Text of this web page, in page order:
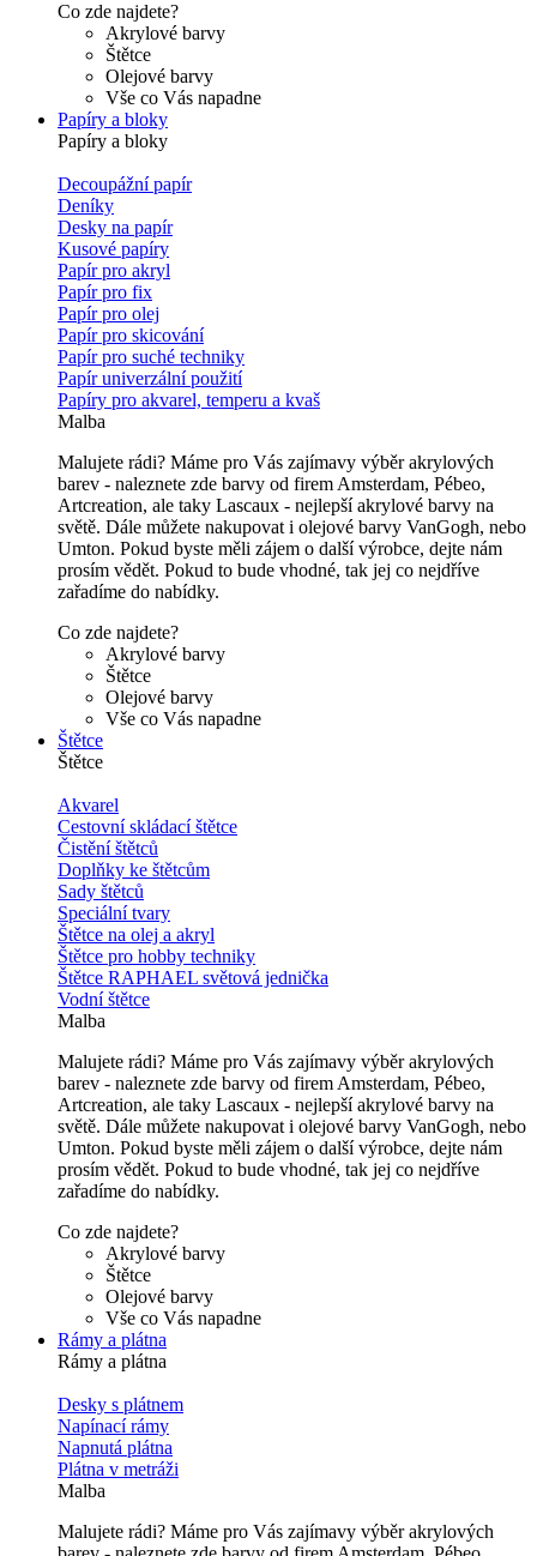
Co zde najdete?
Akrylové barvy
Štětce
Olejové barvy
Vše co Vás napadne
Papíry a bloky
Papíry a bloky
Decoupážní papír
Deníky
Desky na papír
Kusové papíry
Papír pro akryl
Papír pro fix
Papír pro olej
Papír pro skicování
Papír pro suché techniky
Papír univerzální použití
Papíry pro akvarel, temperu a kvaš
Malba
Malujete rádi? Máme pro Vás zajímavy výběr akrylových
barev - naleznete zde barvy od firem Amsterdam, Pébeo,
Artcreation, ale taky Lascaux - nejlepší akrylové barvy na
světě. Dále můžete nakupovat i olejové barvy VanGogh, nebo
Umton. Pokud byste měli zájem o další výrobce, dejte nám
prosím vědět. Pokud to bude vhodné, tak jej co nejdříve
zařadíme do nabídky.
Co zde najdete?
Akrylové barvy
Štětce
Olejové barvy
Vše co Vás napadne
Štětce
Štětce
Akvarel
Cestovní skládací štětce
Čistění štětců
Doplňky ke štětcům
Sady štětců
Speciální tvary
Štětce na olej a akryl
Štětce pro hobby techniky
Štětce RAPHAEL světová jednička
Vodní štětce
Malba
Malujete rádi? Máme pro Vás zajímavy výběr akrylových
barev - naleznete zde barvy od firem Amsterdam, Pébeo,
Artcreation, ale taky Lascaux - nejlepší akrylové barvy na
světě. Dále můžete nakupovat i olejové barvy VanGogh, nebo
Umton. Pokud byste měli zájem o další výrobce, dejte nám
prosím vědět. Pokud to bude vhodné, tak jej co nejdříve
zařadíme do nabídky.
Co zde najdete?
Akrylové barvy
Štětce
Olejové barvy
Vše co Vás napadne
Rámy a plátna
Rámy a plátna
Desky s plátnem
Napínací rámy
Napnutá plátna
Plátna v metráži
Malba
Malujete rádi? Máme pro Vás zajímavy výběr akrylových